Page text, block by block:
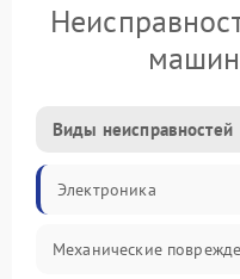
Виды неисправностей
Электроника
Механические